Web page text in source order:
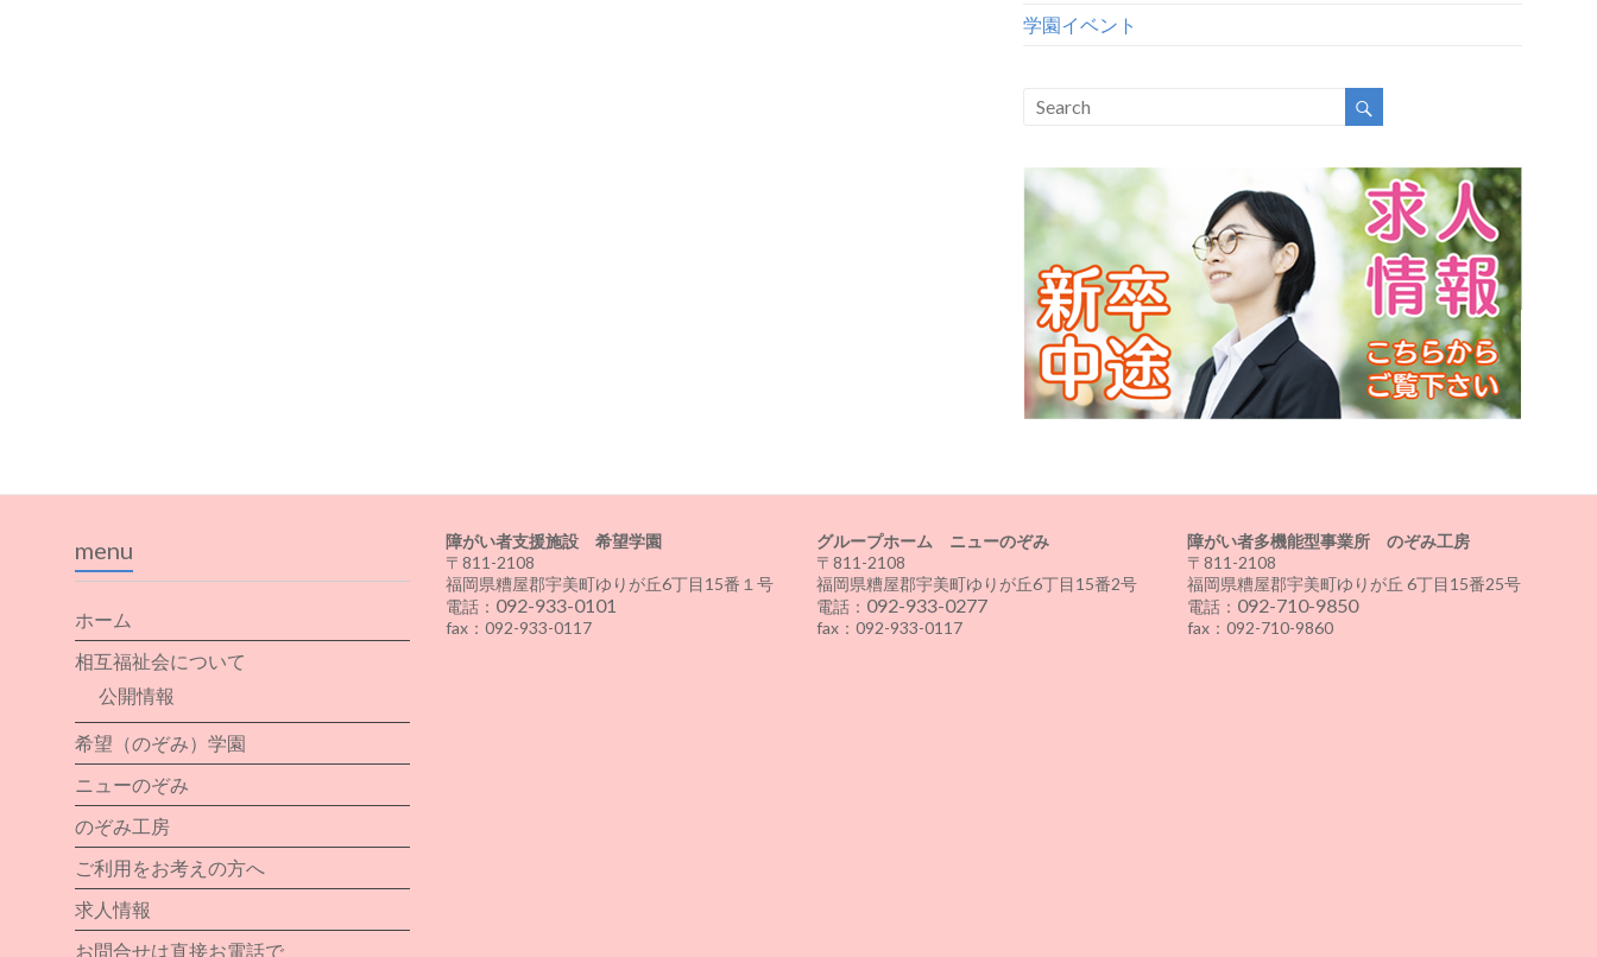
学園イベント
menu
ホーム
相互福祉会について
公開情報
希望（のぞみ）学園
ニューのぞみ
のぞみ工房
ご利用をお考えの方へ
求人情報
お問合せは直接お電話で
障がい者支援施設 希望学園
〒811-2108
福岡県糟屋郡宇美町ゆりが丘6丁目15番１号
電話： 092-933-0101
fax：092-933-0117
グループホーム ニューのぞみ
〒811-2108
福岡県糟屋郡宇美町ゆりが丘6丁目15番2号
電話： 092-933-0277
fax：092-933-0117
障がい者多機能型事業所 のぞみ工房
〒811-2108
福岡県糟屋郡宇美町ゆりが丘 6丁目15番25号
電話： 092-710-9850
fax：092-710-9860